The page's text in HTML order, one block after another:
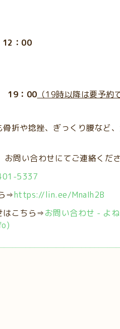
：00
19：00 （19時以降は要予約
折や捻挫、ぎっくり腰など
問い合わせにてご連絡くださ
5337
⇒https://lin.ee/MnaIh2B
はこちら⇒お問い合わせ - よ